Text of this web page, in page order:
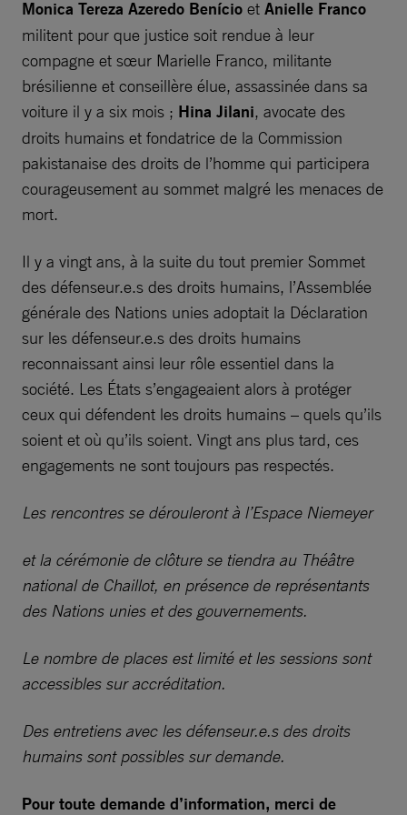
Monica Tereza Azeredo Benício et Anielle Franco
militent pour que justice soit rendue à leur
compagne et sœur Marielle Franco, militante
brésilienne et conseillère élue, assassinée dans sa
voiture il y a six mois ; Hina Jilani, avocate des
droits humains et fondatrice de la Commission
pakistanaise des droits de l’homme qui participera
courageusement au sommet malgré les menaces de
mort.
Il y a vingt ans, à la suite du tout premier Sommet
des défenseur.e.s des droits humains, l’Assemblée
générale des Nations unies adoptait la Déclaration
sur les défenseur.e.s des droits humains
reconnaissant ainsi leur rôle essentiel dans la
société. Les États s’engageaient alors à protéger
ceux qui défendent les droits humains – quels qu’ils
soient et où qu’ils soient. Vingt ans plus tard, ces
engagements ne sont toujours pas respectés.
Les rencontres se dérouleront à l’Espace Niemeyer
et la cérémonie de clôture se tiendra au Théâtre
national de Chaillot, en présence de représentants
des Nations unies et des gouvernements.
Le nombre de places est limité et les sessions sont
accessibles sur accréditation.
Des entretiens avec les défenseur.e.s des droits
humains sont possibles sur demande.
Pour toute demande d’information, merci de